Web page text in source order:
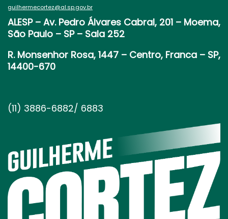
guilhermecortez@al.sp.gov.br
ALESP – Av. Pedro Álvares Cabral, 201 – Moema,
São Paulo – SP – Sala 252
R. Monsenhor Rosa, 1447 – Centro, Franca – SP,
14400-670
(11) 3886-6882/ 6883